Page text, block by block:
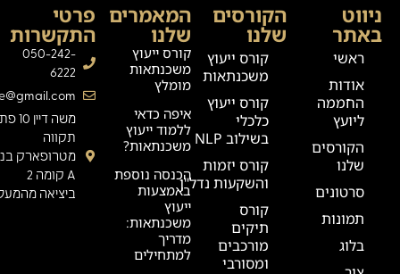
הקורסים
שלנו
קורס ייעוץ
משכנתאות
קורס ייעוץ
כלכלי
בשילוב NLP
קורס יזמות
והשקעות נדל"ן
קורס
תיקים
מורכבים
ומסורבי
המאמרים
שלנו
קורס ייעוץ
משכנתאות
מומלץ
איפה כדאי
ללמוד ייעוץ
משכנתאות?
הכנסה נוספת
באמצעות
ייעוץ
משכנתאות:
מדריך
למתחילים
ניווט
באתר
ראשי
אודות
החממה
ליועץ
הקורסים
שלנו
סרטונים
תמונות
בלוג
פרטי
התקשרות
050-242-
6222
משה
תקווה
מטרופארק
A קומה 2
ביציאה